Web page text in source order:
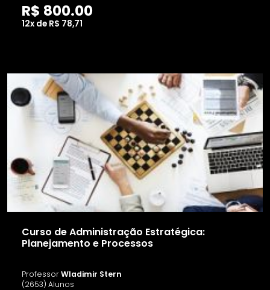
R$ 800.00
12x de R$ 78,71
Curso de Administração Estratégica:
Planejamento e Processos
ProfessorWladimir Stern
(2653) Alunos